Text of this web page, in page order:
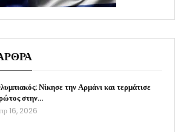
Νίκησε την Αρμάνι και τερμάτισε
στην…
16, 2026